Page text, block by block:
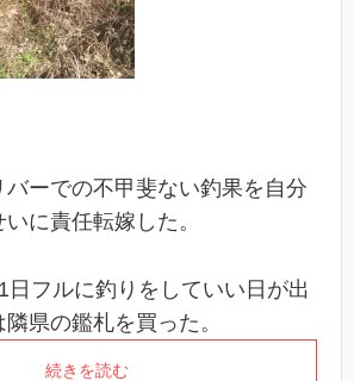
ーでの不甲斐ない釣果を自分
に責任転嫁した。
日フルに釣りをしていい日が出
県の鑑札を買った。
続きを読む